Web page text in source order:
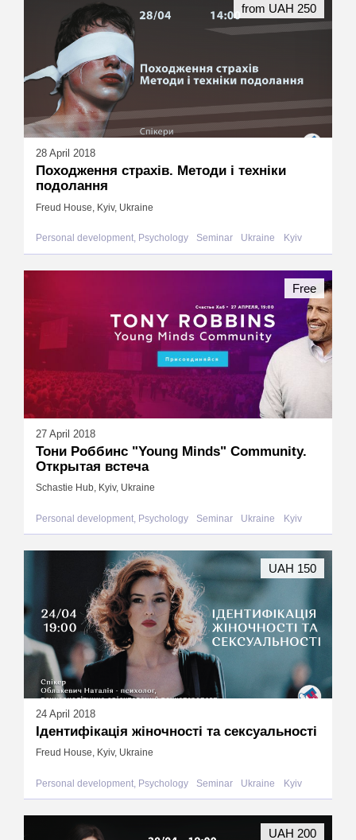
28 April 2018
Походження страхів. Методи і техніки
подолання
Freud House, Kyiv, Ukraine
Personal development, Psychology Seminar Ukraine Kyiv
from UAH 250
27 April 2018
Тони Роббинс "Young Minds" Community.
Открытая встеча
Schastie Hub, Kyiv, Ukraine
Personal development, Psychology Seminar Ukraine Kyiv
Free
24 April 2018
Ідентифікація жіночності та сексуальності
Freud House, Kyiv, Ukraine
Personal development, Psychology Seminar Ukraine Kyiv
UAH 150
UAH 200